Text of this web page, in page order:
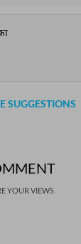
SUGGESTIONS
YOUR VIEWS